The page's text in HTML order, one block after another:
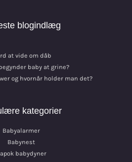
blogindlæg
at vide om dåb
baby at grine?
og hvornår holder man det?
kategorier
Babyalarmer
Babynest
babydyner